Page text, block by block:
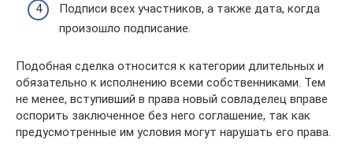
Подписи всех участников, а также дата, когда
произошло подписание.
Подобная сделка относится к категории длительных и
обязательно к исполнению всеми собственниками. Тем
не менее, вступивший в права новый совладелец вправе
оспорить заключенное без него соглашение, так как
предусмотренные им условия могут нарушать его права.